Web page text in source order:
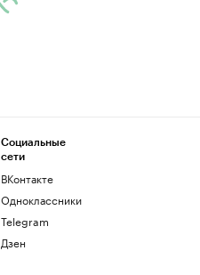
Социальные
сети
ВКонтакте
Одноклассники
Telegram
Дзен